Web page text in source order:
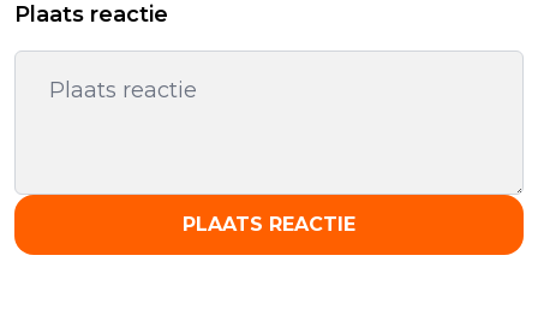
Plaats reactie
PLAATS REACTIE